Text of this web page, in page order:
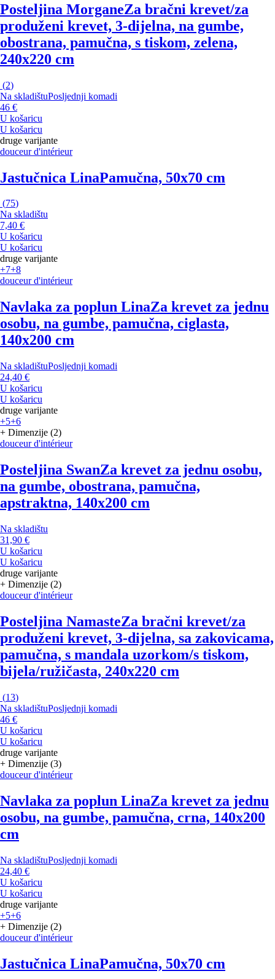
Posteljina MorganeZa bračni krevet/za
produženi krevet, 3-dijelna, na gumbe,
obostrana, pamučna, s tiskom, zelena,
240x220 cm
(2)
Na skladištuPosljednji komadi
46 €
U košaricu
U košaricu
druge varijante
douceur d'intérieur
Jastučnica LinaPamučna, 50x70 cm
(75)
Na skladištu
7,40 €
U košaricu
U košaricu
druge varijante
+7+8
douceur d'intérieur
Navlaka za poplun LinaZa krevet za jednu
osobu, na gumbe, pamučna, ciglasta,
140x200 cm
Na skladištuPosljednji komadi
24,40 €
U košaricu
U košaricu
druge varijante
+5+6
+ Dimenzije (2)
douceur d'intérieur
Posteljina SwanZa krevet za jednu osobu,
na gumbe, obostrana, pamučna,
apstraktna, 140x200 cm
Na skladištu
31,90 €
U košaricu
U košaricu
druge varijante
+ Dimenzije (2)
douceur d'intérieur
Posteljina NamasteZa bračni krevet/za
produženi krevet, 3-dijelna, sa zakovicama,
pamučna, s mandala uzorkom/s tiskom,
bijela/ružičasta, 240x220 cm
(13)
Na skladištuPosljednji komadi
46 €
U košaricu
U košaricu
druge varijante
+ Dimenzije (3)
douceur d'intérieur
Navlaka za poplun LinaZa krevet za jednu
osobu, na gumbe, pamučna, crna, 140x200
cm
Na skladištuPosljednji komadi
24,40 €
U košaricu
U košaricu
druge varijante
+5+6
+ Dimenzije (2)
douceur d'intérieur
Jastučnica LinaPamučna, 50x70 cm